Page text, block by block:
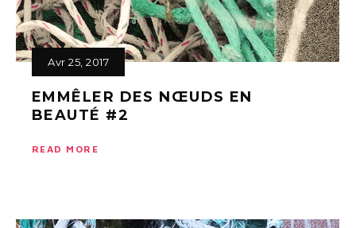
Avr 25, 2017
EMMÊLER DES NŒUDS EN
BEAUTÉ #2
READ MORE